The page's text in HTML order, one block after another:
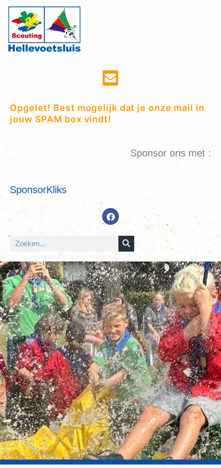
Opgelet! Best mogelijk dat je onze mail in
jouw SPAM box vindt!
Sponsor ons met :
SponsorKliks